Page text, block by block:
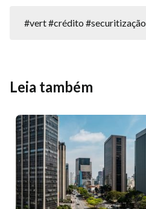
#vert #crédito #securitização
Leia também